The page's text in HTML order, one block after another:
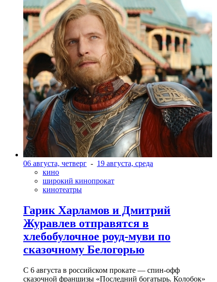
06 августа, четверг - 19 августа, среда
кино
широкий кинопрокат
кинотеатры
Гарик Харламов и Дмитрий
Журавлев отправятся в
хлебобулочное роуд-муви по
сказочному Белогорью
С 6 августа в российском прокате — спин-офф
сказочной франшизы «Последний богатырь. Колобок»